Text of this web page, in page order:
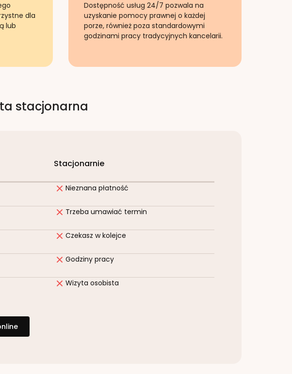
dla
lub
Dostępność usług 24/7 pozwala na
uzyskanie pomocy prawnej o każdej
porze, również poza standardowymi
godzinami pracy tradycyjnych kancelarii.
stacjonarna
Stacjonarnie
Nieznana płatność
Trzeba umawiać termin
Czekasz w kolejce
Godziny pracy
Wizyta osobista